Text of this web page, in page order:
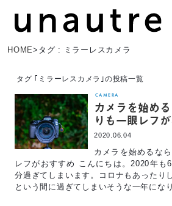
HOME> タグ : ミラーレスカメラ
タグ ｢ミラーレスカメラ｣の投稿一覧
CAMERA
カメラを始め
りも一眼レフ
2020.06.04
カメラを始めるな
レフがおすすめ こんにちは。2020年も
分過ぎてしまいます。コロナもあったり
という間に過ぎてしまいそうな一年にな